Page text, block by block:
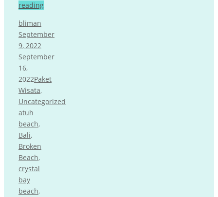
reading
bliman
September
9, 2022
September
16,
2022Paket
Wisata,
Uncategorized
atuh
beach,
Bali,
Broken
Beach,
crystal
bay
beach,